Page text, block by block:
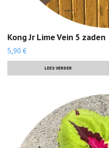
Kong Jr Lime Vein 5 zaden
5,90 €
LEES VERDER